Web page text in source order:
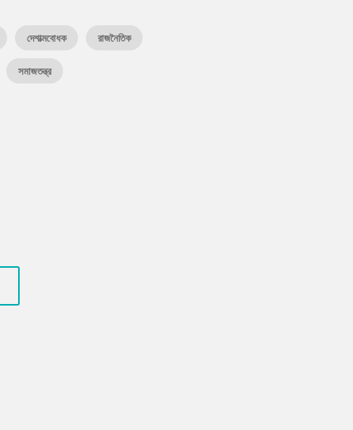
দেশাত্মবোধক রাজনৈতিক
সমাজতন্ত্র